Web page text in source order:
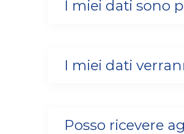
I miei dati sono
I miei dati
Posso ricevere